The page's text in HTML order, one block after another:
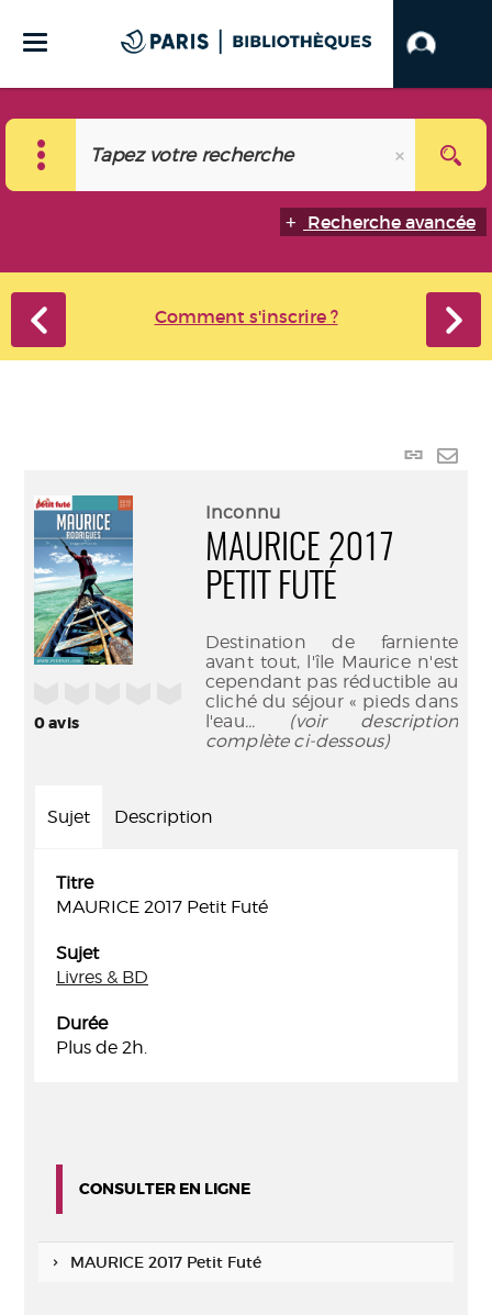
Recherche avancée
Comment s'inscrire ?
Lien
0avis
Inconnu
MAURICE 2017
PETIT FUTÉ
Destination de farniente
avant tout, l'île Maurice n'est
cependant pas réductible au
cliché du séjour « pieds dans
l'eau... (voir description
complète ci-dessous)
Sujet Description
Titre
MAURICE 2017 Petit Futé
Sujet
Livres & BD
Durée
Plus de 2h.
CONSULTER EN LIGNE
MAURICE 2017 Petit Futé